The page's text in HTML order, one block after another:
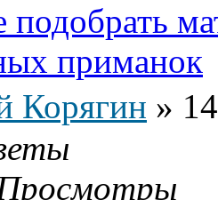
приманок
Корягин »